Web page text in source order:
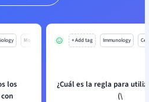
Mo
los
+ Add tag Immunology
¿Cuál es la regla para
(\